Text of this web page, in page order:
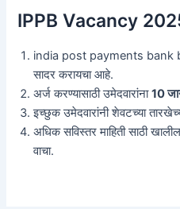
IPPB Vacancy
india post payments bank
सादर करायचा आहे.
अर्ज करण्यासाठी उमेदवारांना10
इच्छुक उमेदवारांनी शेवटच्या
अधिक सविस्तर माहिती साठी
वाचा.